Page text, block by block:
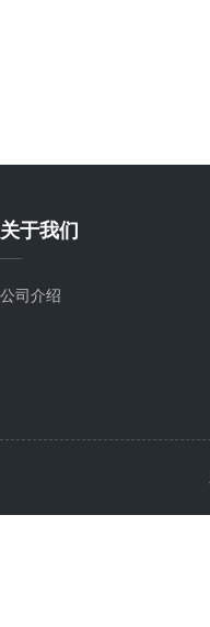
关于我们
公司介绍